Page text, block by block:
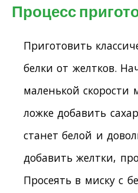
Процесс
Приготовить
белки от желтков.
маленькой
ложке добавить
станет белой и
добавить желтки,
Просеять в миску с